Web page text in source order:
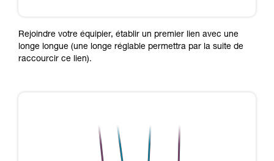
Rejoindre votre équipier, établir un premier lien avec une
longe longue (une longe réglable permettra par la suite de
raccourcir ce lien).